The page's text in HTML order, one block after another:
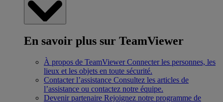
En savoir plus sur TeamViewer
À propos de TeamViewer Connecter les personnes, les
lieux et les objets en toute sécurité.
Contacter l’assistance Consultez les articles de
l’assistance ou contactez notre équipe.
Devenir partenaire Rejoignez notre programme de